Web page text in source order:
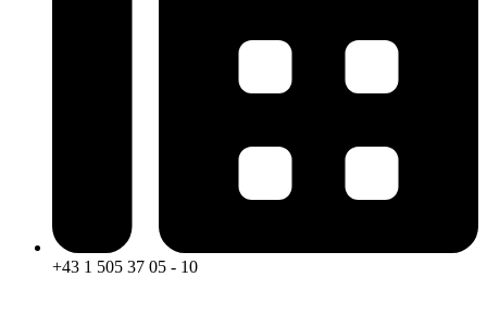
+43 1 505 37 05 - 10